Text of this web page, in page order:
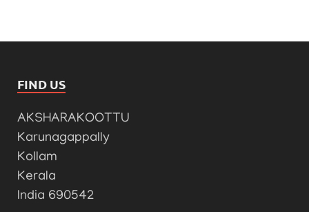
FIND US
AKSHARAKOOTTU
Karunagappally
Kollam
Kerala
India 690542